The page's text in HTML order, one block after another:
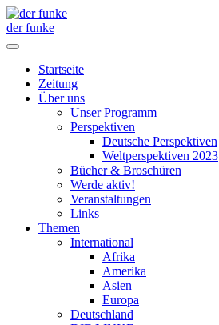
der funke
Startseite
Zeitung
Über uns
Unser Programm
Perspektiven
Deutsche Perspektiven
Weltperspektiven 2023
Bücher & Broschüren
Werde aktiv!
Veranstaltungen
Links
Themen
International
Afrika
Amerika
Asien
Europa
Deutschland